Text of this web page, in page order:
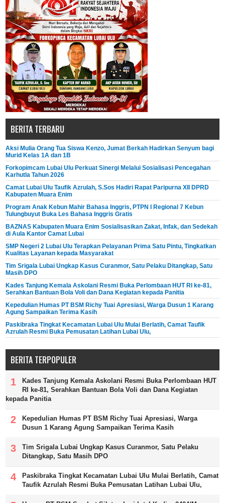
BERITA TERBARU
Aksi Mulia Orang Tua Siswa Kenzo, Jumat Berkah Hadirkan Senyum bagi
Murid Kelas 1A dan 1B
Forkopimcam Lubai Ulu Perkuat Sinergi Melalui Sosialisasi Pencegahan
Karhutla Tahun 2026
Camat Lubai Ulu Taufik Azrulah, S.Sos Hadiri Rapat Paripurna XII DPRD
Kabupaten Muara Enim
Program Anak Kebun Mahir Bahasa Inggris, PTPN I Regional 7 Kebun
Tulungbuyut Buka Les Bahasa Inggris Gratis
BAZNAS Kabupaten Muara Enim Sosialisasikan Zakat, Infak, dan Sedekah
di Aula Kantor Camat Lubai
SMP Negeri 2 Lubai Ulu Terapkan Pelayanan Prima Satu Pintu, Tingkatkan
Kualitas Layanan kepada Masyarakat
Tim Srigala Lubai Ungkap Kasus Curanmor, Satu Pelaku Ditangkap, Satu
Masih DPO
Kades Tanjung Kemala Askolani Resmi Buka Perlombaan HUT RI ke-81,
Serahkan Bantuan Bola Voli dan Dana Kegiatan kepada Panitia
Kepedulian Humas PT BSM Richy Tuai Apresiasi, Warga Dusun 1 Karang
Agung Sampaikan Terima Kasih
Paskibraka Tingkat Kecamatan Lubai Ulu Mulai Berlatih, Camat Taufik
Azrulah Resmi Buka Pemusatan Latihan Lubai Ulu,
BERITA TERPOPULER
Kades Tanjung Kemala Askolani Resmi Buka Perlombaan HUT
RI ke-81, Serahkan Bantuan Bola Voli dan Dana Kegiatan
kepada Panitia
Kepedulian Humas PT BSM Richy Tuai Apresiasi, Warga
Dusun 1 Karang Agung Sampaikan Terima Kasih
Tim Srigala Lubai Ungkap Kasus Curanmor, Satu Pelaku
Ditangkap, Satu Masih DPO
Paskibraka Tingkat Kecamatan Lubai Ulu Mulai Berlatih, Camat
Taufik Azrulah Resmi Buka Pemusatan Latihan Lubai Ulu,